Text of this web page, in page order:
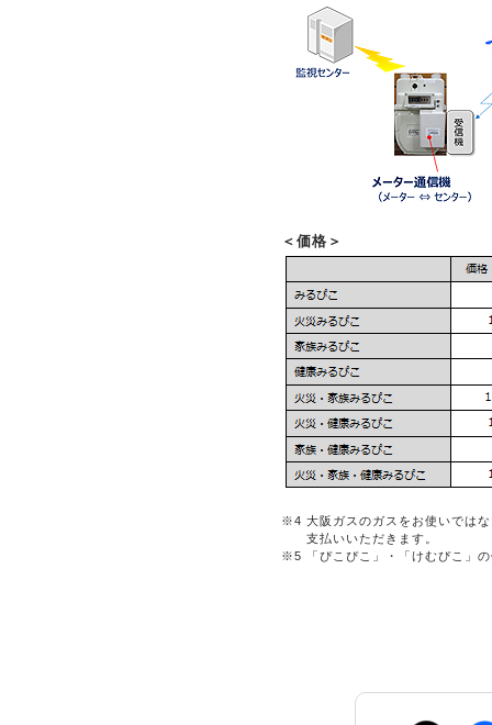
＜価格＞
※4 大阪ガスのガスをお使いでは
支払いいただきます。
※5
「ぴこぴこ」・「けむぴこ」